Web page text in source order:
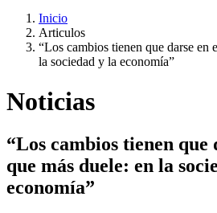
Inicio
Articulos
“Los cambios tienen que darse en
la sociedad y la economía”
Noticias
“Los cambios tienen que
que más duele: en la
economía”